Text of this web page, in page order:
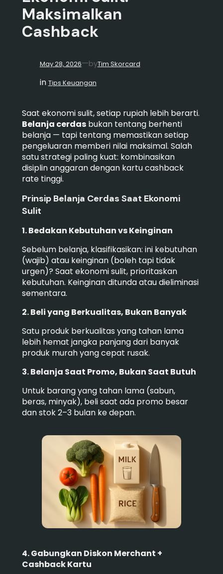
Maksimalkan
Cashback
May 28, 2026—byTim Skorcard
in Tips Keuangan
Saat ekonomi sulit, setiap rupiah lebih berarti.
Belanja cerdasbukan tentang berhenti
belanja — tapi tentang memastikan setiap
pengeluaran memberi nilai maksimal. Salah
satu strategi paling kuat: kombinasikan
disiplin anggaran dengan kartu cashback
rate tinggi.
Prinsip Belanja Cerdas Saat Ekonomi
Sulit
1. Bedakan Kebutuhan vs Keinginan
Sebelum belanja, klasifikasikan: ini kebutuhan
(wajib) atau keinginan (boleh tapi tidak
urgen)? Saat ekonomi sulit, prioritaskan
kebutuhan. Keinginan ditunda atau dieliminasi
sementara.
2. Beli yang Berkualitas, Bukan Banyak
Satu produk berkualitas yang tahan lama
lebih hemat jangka panjang dari banyak
produk murah yang cepat rusak.
3. Belanja Saat Promo, Bukan Saat Butuh
Untuk barang yang tahan lama (sabun,
beras, minyak), beli saat ada promo besar
dan stok 2–3 bulan ke depan.
4. Gabungkan Diskon Merchant +
Cashback Kartu